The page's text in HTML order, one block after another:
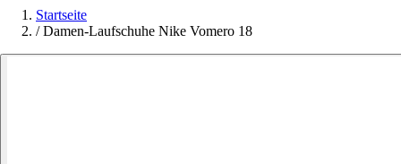
Startseite
/ Damen-Laufschuhe Nike Vomero 18